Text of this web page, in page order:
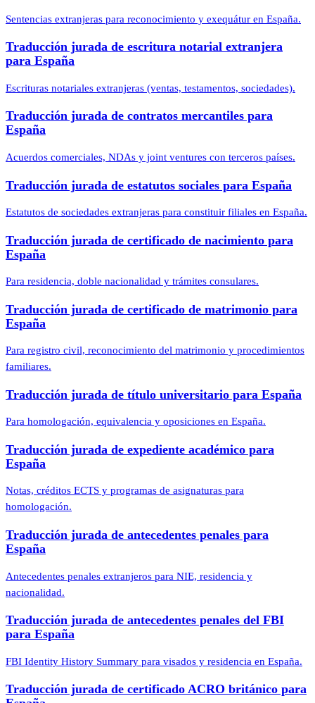
Sentencias extranjeras para reconocimiento y exequátur en España.
Traducción jurada de escritura notarial extranjera
para España
Escrituras notariales extranjeras (ventas, testamentos, sociedades).
Traducción jurada de contratos mercantiles para
España
Acuerdos comerciales, NDAs y joint ventures con terceros países.
Traducción jurada de estatutos sociales para España
Estatutos de sociedades extranjeras para constituir filiales en España.
Traducción jurada de certificado de nacimiento para
España
Para residencia, doble nacionalidad y trámites consulares.
Traducción jurada de certificado de matrimonio para
España
Para registro civil, reconocimiento del matrimonio y procedimientos
familiares.
Traducción jurada de título universitario para España
Para homologación, equivalencia y oposiciones en España.
Traducción jurada de expediente académico para
España
Notas, créditos ECTS y programas de asignaturas para
homologación.
Traducción jurada de antecedentes penales para
España
Antecedentes penales extranjeros para NIE, residencia y
nacionalidad.
Traducción jurada de antecedentes penales del FBI
para España
FBI Identity History Summary para visados y residencia en España.
Traducción jurada de certificado ACRO británico para